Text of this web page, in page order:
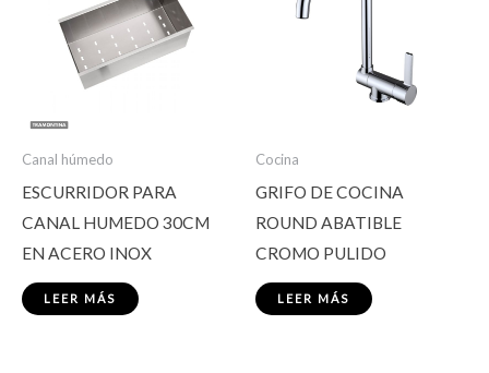
Canal húmedo
ESCURRIDOR PARA
CANAL HUMEDO 30CM
EN ACERO INOX
LEER MÁS
Cocina
GRIFO DE COCINA
ROUND ABATIBLE
CROMO PULIDO
LEER MÁS